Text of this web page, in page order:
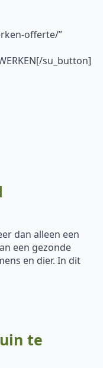
offerte/”
su_button]
dan alleen een
een gezonde
en dier. In dit
te